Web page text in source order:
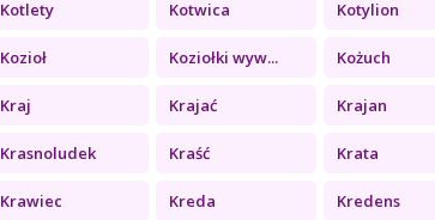
Kotlety Kotwica Kotylion
Kozioł Koziołki wyw... Kożuch
Kraj Krajać Krajan
Krasnoludek Kraść Krata
Krawiec Kreda Kredens